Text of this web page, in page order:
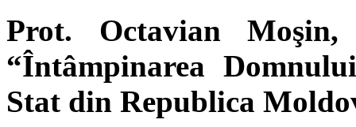
Prot. Octavian
“Întâmpinarea
Stat din Republica